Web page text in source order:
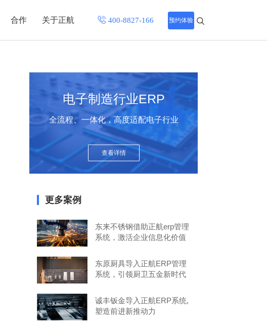
合作 关于正航
联系正航
网站导航
预约体验
电子制造行业ERP
全流程、一体化，高度适配电子行业
查看详情
更多案例
东来不锈钢借助正航erp管理
系统，激活企业信息化价值
东原厨具导入正航ERP管理
系统，引领厨卫五金新时代
诚丰钣金导入正航ERP系统,
塑造前进新推动力